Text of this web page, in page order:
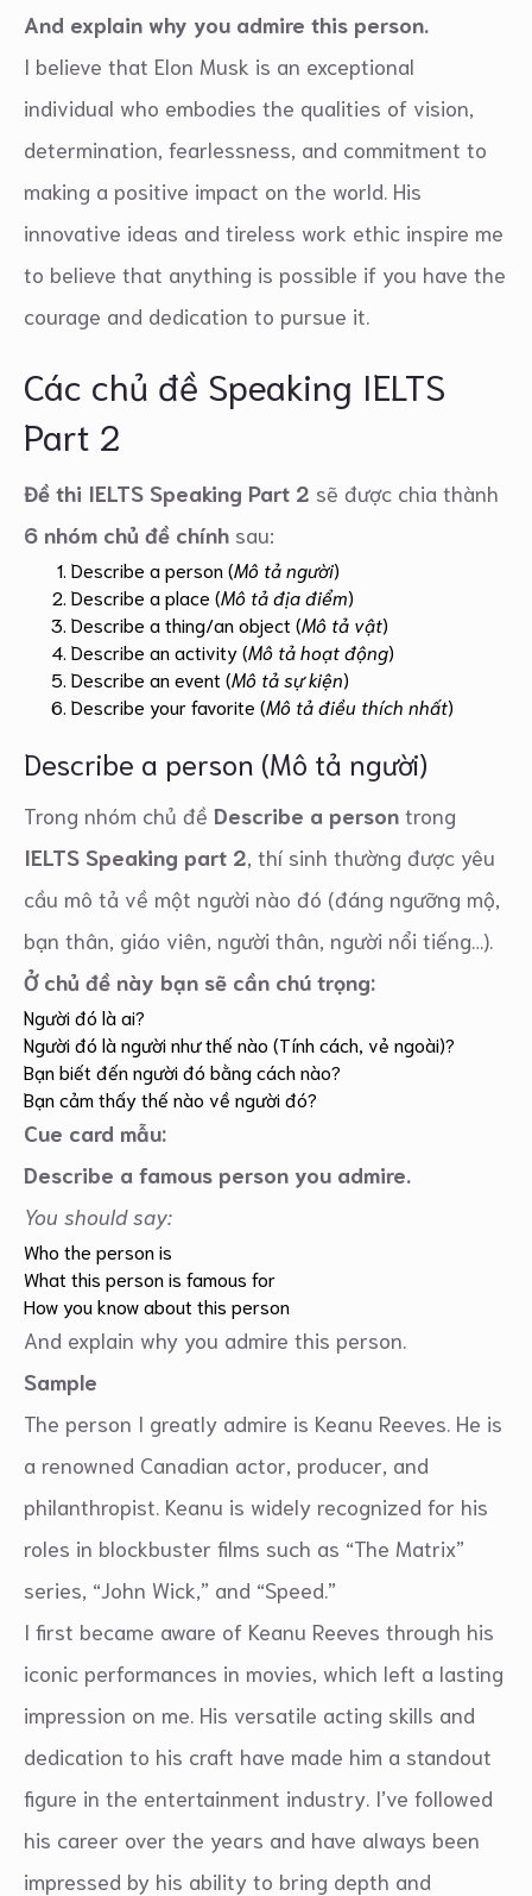
And explain why you admire this person.
I believe that Elon Musk is an exceptional
individual who embodies the qualities of vision,
determination, fearlessness, and commitment to
making a positive impact on the world. His
innovative ideas and tireless work ethic inspire me
to believe that anything is possible if you have the
courage and dedication to pursue it.
Các chủ đề Speaking IELTS
Part 2
Đề thi IELTS Speaking Part 2 sẽ được chia thành
6 nhóm chủ đề chính sau:
Describe a person (Mô tả người)
Describe a place (Mô tả địa điểm)
Describe a thing/an object (Mô tả vật)
Describe an activity (Mô tả hoạt động)
Describe an event (Mô tả sự kiện)
Describe your favorite (Mô tả điều thích nhất)
Describe a person (Mô tả người)
Trong nhóm chủ đề Describe a person trong
IELTS Speaking part 2, thí sinh thường được yêu
cầu mô tả về một người nào đó (đáng ngưỡng mộ,
bạn thân, giáo viên, người thân, người nổi tiếng…).
Ở chủ đề này bạn sẽ cần chú trọng:
Người đó là ai?
Người đó là người như thế nào (Tính cách, vẻ ngoài)?
Bạn biết đến người đó bằng cách nào?
Bạn cảm thấy thế nào về người đó?
Cue card mẫu:
Describe a famous person you admire.
You should say:
Who the person is
What this person is famous for
How you know about this person
And explain why you admire this person.
Sample
The person I greatly admire is Keanu Reeves. He is
a renowned Canadian actor, producer, and
philanthropist. Keanu is widely recognized for his
roles in blockbuster films such as “The Matrix”
series, “John Wick,” and “Speed.”
I first became aware of Keanu Reeves through his
iconic performances in movies, which left a lasting
impression on me. His versatile acting skills and
dedication to his craft have made him a standout
figure in the entertainment industry. I’ve followed
his career over the years and have always been
impressed by his ability to bring depth and